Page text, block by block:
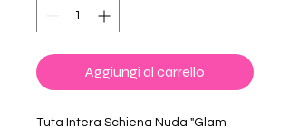
Aggiungi al carrello
Tuta Intera Schiena Nuda "Glam